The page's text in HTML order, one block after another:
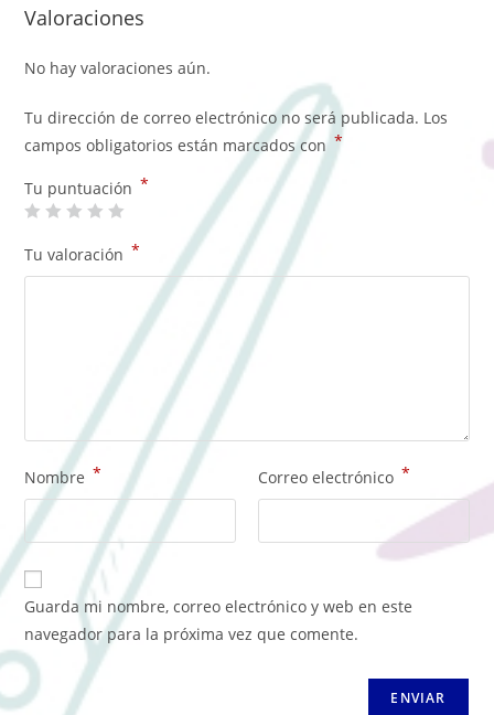
Valoraciones
No hay valoraciones aún.
Tu dirección de correo electrónico no será publicada. Los
campos obligatorios están marcados con *
Tu puntuación *
Tu valoración *
Nombre * Correo electrónico *
Guarda mi nombre, correo electrónico y web en este
navegador para la próxima vez que comente.